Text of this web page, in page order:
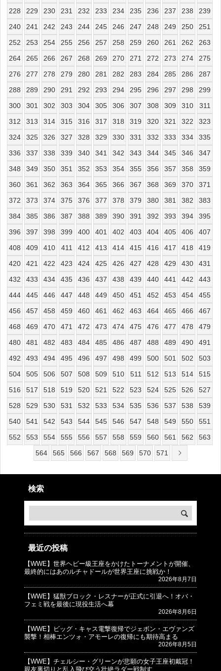
228
229 230 231 232 233 234 235 236 237 238
239
240
241 242 243 244 245 246 247 248 249 250
251
252
253 254 255 256 257 258 259 260 261 262
263
264
265 266 267 268 269 270 271 272 273 274
275
276
277 278 279 280 281 282 283 284 285 286
287
288
289 290 291 292 293 294 295 296 297 298
299
300
301 302 303 304 305 306 307 308 309 310
311
312
313 314 315 316 317 318 319 320 321 322
323
324
325 326 327 328 329 330 331 332 333 334
335
336
337 338 339 340 341 342 343 344 345 346
347
348
349 350 351 352 353 354 355 356 357 358
359
360
361 362 363 364 365 366 367 368 369 370
371
372
373 374 375 376 377 378 379 380 381 382
383
384
385 386 387 388 389 390 391 392 393 394
395
396
397 398 399 400 401 402 403 404 405 406
407
408
409 410 411 412 413 414 415 416 417 418
419
420
421 422 423 424 425 426 427 428 429 430
431
432
433 434 435 436 437 438 439 440 441 442
443
444
445 446 447 448 449 450 451 452 453 454
455
456
457 458 459 460 461 462 463 464 465 466
467
468
469 470 471 472 473 474 475 476 477 478
479
480
481 482 483 484 485 486 487 488 489 490
491
492
493 494 495 496 497 498 499 500 501 502
503
504
505 506 507 508 509 510 511 512 513 514
515
516
517 518 519 520 521 522 523 524 525 526
527
528
529 530 531 532 533 534 535 536 537 538
539
540
541 542 543 544 545 546 547 548 549 550
551
552
553 554 555 556 557 558 559 560 561 562
563
564
565 566 567 568 569 570 571
検索
最近の投稿
【WWE】世界ヘビー級王座をかけたトーナメントが開催、
最終的にはあのルチャドールが世界王座に挑戦か！
2026年8月7日
【WWE】猛獣ブロック・レスナーが正式に引退へ！オバ・
フェミ戦を最後に現役生活へ幕
2026年8月6日
【WWE】ビッグ・キャス電撃復帰でジェボン・エヴァンズ
襲撃！相棒エンツォ・アモーレの復帰にも期待高まる
2026年8月5日
【WWE】チェルシー・グリーンが悲願の女子王座初戴冠！
親友裏切りと乱入飛び交う壮絶ラダー戦制す
© プロレスJunkie ～WWEの最新情報 USA～